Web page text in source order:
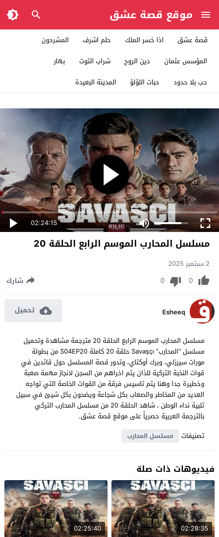
موقع قصة عشق
قصة عشق اذا خسر الملك حلم اشرف
المشردون
المؤسس عثمان
دين الروح شراب التوت
بهار
حب بلا حدود
حبات اللؤلؤ المدينة البعيدة
02:24:15
مسلسل المحارب الموسم الرابع الحلقة 20
2 سبتمبر 2025
0
0 شارك
Esheeq تحميل
مسلسل المحارب الموسم الرابع الحلقة 20 مترجمة مشاهدة وتحميل
مسلسل “المحارب” Savaşçı حلقة 20 كاملة S04EP20 من بطولة
مورات سيرزلي، وبرك أوكتاي، وتدور قصة المسلسل حول قائدين في
قوات النخبة التركية للذان يتم اخراهم من السجن لانجاز مهمة صعبة
وخطيرة جدا وهنا يتم تاسيس فرقة من القوات الخاصة التي تواجه
العديد من المخاطر والصعاب بكل شجاعة ويضحون بكل شيئ في سبيل
تلبية نداء الوطن ، شاهد الحلقة 20 من مسلسل المحارب التركي
بالترجمة العربية حصرياً على موقع قصة عشق.
تصنيفات
مسلسل المحارب
فيديوهات ذات صلة
02:28:35
02:25:40